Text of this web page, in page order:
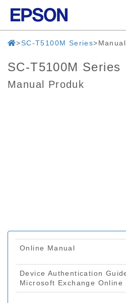
SC-T5100M Series Manual
SC-T5100M Series
Manual Produk